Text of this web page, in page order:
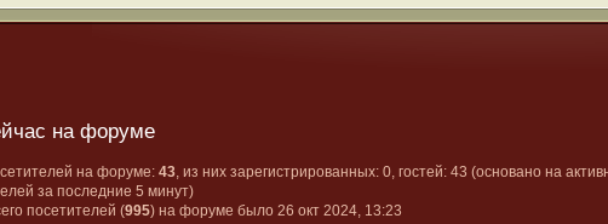
на форуме
на форуме: 43, из них зарегистрированных: 0, гостей: 43 (основано на
за последние 5 минут)
посетителей (995) на форуме было 26 окт 2024, 13:23